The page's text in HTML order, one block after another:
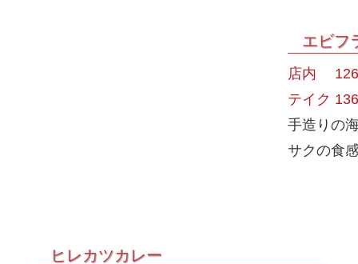
エビフ
店内
テイク
手造りの
サクの食
ヒレカツカレー